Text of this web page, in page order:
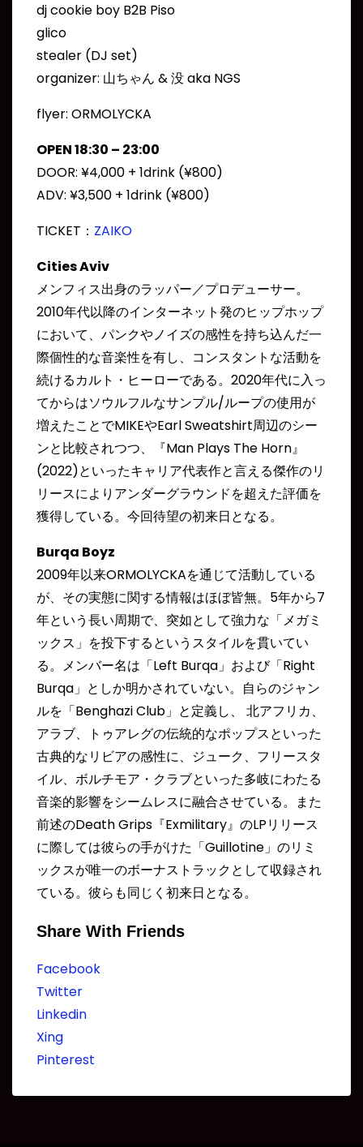
dj cookie boy B2B Piso
glico
stealer (DJ set)
organizer: 山ちゃん & 没 aka NGS
flyer: ORMOLYCKA
OPEN 18:30 – 23:00
DOOR: ¥4,000 + 1drink (¥800)
ADV: ¥3,500 + 1drink (¥800)
TICKET： ZAIKO
Cities Aviv
メンフィス出身のラッパー／プロデューサー。
2010年代以降のインターネット発のヒップホップ
において、パンクやノイズの感性を持ち込んだ一
際個性的な音楽性を有し、コンスタントな活動を
続けるカルト・ヒーローである。2020年代に入っ
てからはソウルフルなサンプル/ループの使用が
増えたことでMIKEやEarl Sweatshirt周辺のシー
ンと比較されつつ、『Man Plays The Horn』
(2022)といったキャリア代表作と言える傑作のリ
リースによりアンダーグラウンドを超えた評価を
獲得している。今回待望の初来日となる。
Burqa Boyz
2009年以来ORMOLYCKAを通じて活動している
が、その実態に関する情報はほぼ皆無。5年から7
年という長い周期で、突如として強力な「メガミ
ックス」を投下するというスタイルを貫いてい
る。メンバー名は「Left Burqa」および「Right
Burqa」としか明かされていない。自らのジャン
ルを「Benghazi Club」と定義し、 北アフリカ、
アラブ、トゥアレグの伝統的なポップスといった
古典的なリビアの感性に、ジューク、フリースタ
イル、ボルチモア・クラブといった多岐にわたる
音楽的影響をシームレスに融合させている。また
前述のDeath Grips『Exmilitary』のLPリリース
に際しては彼らの手がけた「Guillotine」のリミ
ックスが唯一のボーナストラックとして収録され
ている。彼らも同じく初来日となる。
Share With Friends
Facebook
Twitter
Linkedin
Xing
Pinterest